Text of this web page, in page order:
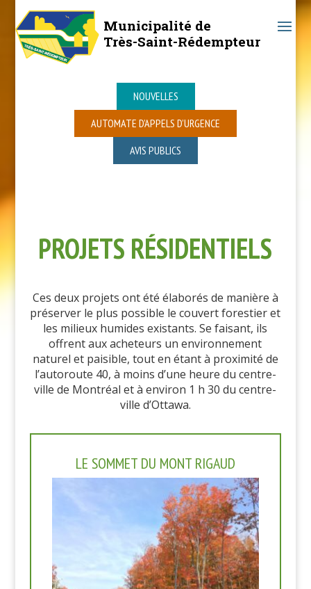
Municipalité de
Très-Saint-Rédempteur
NOUVELLES
AUTOMATE D’APPELS D’URGENCE
AVIS PUBLICS
PROJETS RÉSIDENTIELS
Ces deux projets ont été élaborés de manière à
préserver le plus possible le couvert forestier et
les milieux humides existants. Se faisant, ils
offrent aux acheteurs un environnement
naturel et paisible, tout en étant à proximité de
l’autoroute 40, à moins d’une heure du centre-
ville de Montréal et à environ 1 h 30 du centre-
ville d’Ottawa.
LE SOMMET DU MONT RIGAUD